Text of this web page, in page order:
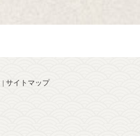
サイトマップ